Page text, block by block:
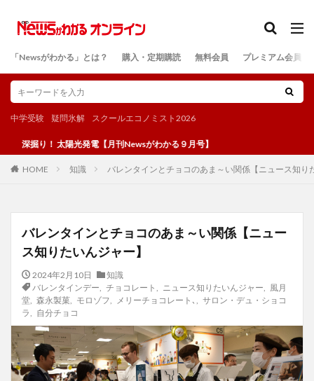
「Newsがわかる」とは？ 購入・定期購読 無料会員 プレミアム会員
中学受験 疑問氷解 スクールエコノミスト2026
太陽光発電【月刊Newsがわかる９月号】
HOME 知識 バレンタインとチョコのあま～い関係【ニュース知り
バレンタインとチョコのあま～い関係【ニュー
ス知りたいんジャー】
2024年2月10日
知識
バレンタインデー
チョコレート ニュース知りたいんジャー
風月
堂
森永製菓 モロゾフ メリーチョコレート､
サロン・デュ・ショコ
ラ
自分チョコ
検索